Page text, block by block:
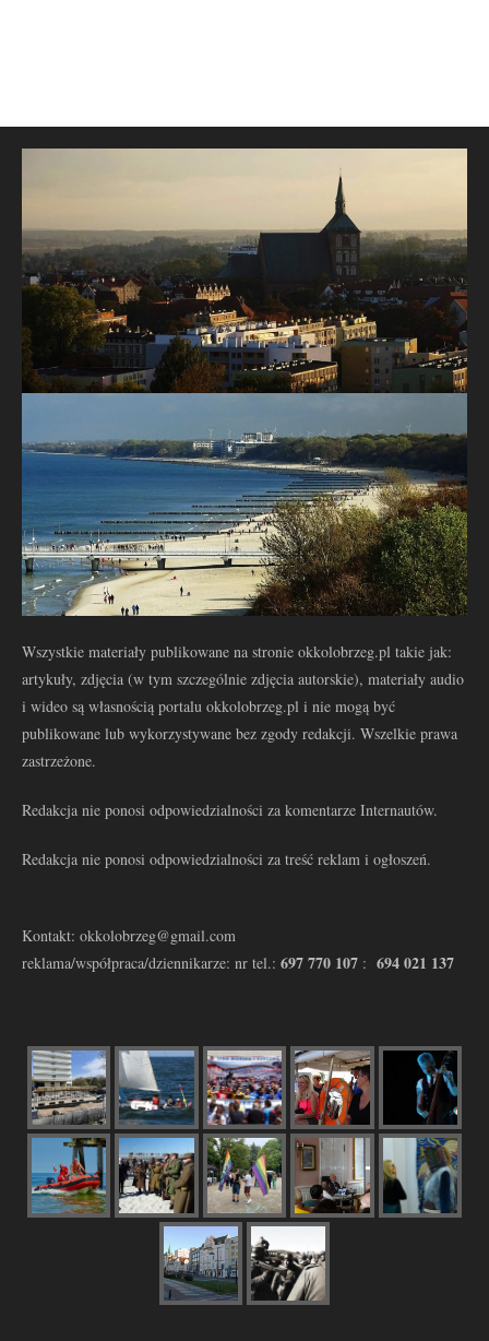
Wszystkie materiały publikowane na stronie okkolobrzeg.pl takie jak:
artykuły, zdjęcia (w tym szczególnie zdjęcia autorskie), materiały audio
i wideo są własnością portalu okkolobrzeg.pl i nie mogą być
publikowane lub wykorzystywane bez zgody redakcji. Wszelkie prawa
zastrzeżone.
Redakcja nie ponosi odpowiedzialności za komentarze Internautów.
Redakcja nie ponosi odpowiedzialności za treść reklam i ogłoszeń.
Kontakt: okkolobrzeg@gmail.com
reklama/współpraca/dziennikarze: nr tel.: 697 770 107 : 694 021 137